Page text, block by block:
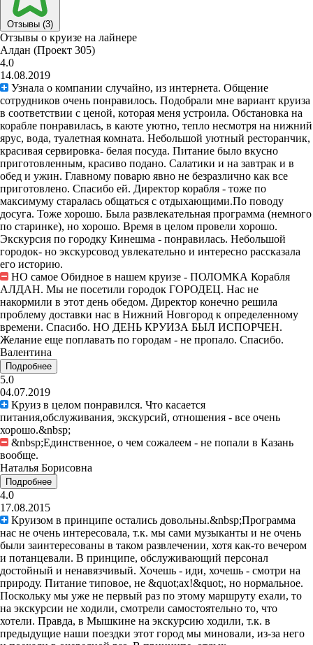
Отзывы (3)
Отзывы о круизе на лайнере
Алдан (Проект 305)
4.0
14.08.2019
Узнала о компании случайно, из интернета. Общение
сотрудников очень понравилось. Подобрали мне вариант круиза
в соответствии с ценой, которая меня устроила. Обстановка на
корабле понравилась, в каюте уютно, тепло несмотря на нижний
ярус, вода, туалетная комната. Небольшой уютный ресторанчик,
красивая сервировка- белая посуда. Питание было вкусно
приготовленным, красиво подано. Салатики и на завтрак и в
обед и ужин. Главному поварю явно не безразлично как все
приготовлено. Спасибо ей. Директор корабля - тоже по
максимуму старалась общаться с отдыхающими.По поводу
досуга. Тоже хорошо. Была развлекательная программа (немного
по старинке), но хорошо. Время в целом провели хорошо.
Экскурсия по городку Кинешма - понравилась. Небольшой
городок- но экскурсовод увлекательно и интересно рассказала
его историю.
НО самое Обидное в нашем круизе - ПОЛОМКА Корабля
АЛДАН. Мы не посетили городок ГОРОДЕЦ. Нас не
накормили в этот день обедом. Директор конечно решила
проблему доставки нас в Нижний Новгород к определенному
времени. Спасибо. НО ДЕНЬ КРУИЗА БЫЛ ИСПОРЧЕН.
Желание еще поплавать по городам - не пропало. Спасибо.
Валентина
Подробнее
5.0
04.07.2019
Круиз в целом понравился. Что касается
питания,обслуживания, экскурсий, отношения - все очень
хорошо.&nbsp;
&nbsp;Единственное, о чем сожалеем - не попали в Казань
вообще.
Наталья Борисовна
Подробнее
4.0
17.08.2015
Круизом в принципе остались довольны.&nbsp;Программа
нас не очень интересовала, т.к. мы сами музыканты и не очень
были заинтересованы в таком развлечении, хотя как-то вечером
и потанцевали. В принципе, обслуживающий персонал
достойный и ненавязчивый. Хочешь - иди, хочешь - смотри на
природу. Питание типовое, не &quot;ах!&quot;, но нормальное.
Поскольку мы уже не первый раз по этому маршруту ехали, то
на экскурсии не ходили, смотрели самостоятельно то, что
хотели. Правда, в Мышкине на экскурсию ходили, т.к. в
предыдущие наши поездки этот город мы миновали, из-за него